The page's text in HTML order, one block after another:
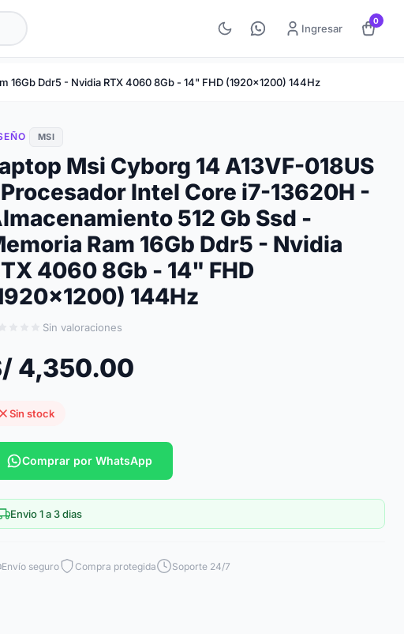
Ingresar
0
16Gb Ddr5 - Nvidia RTX 4060 8Gb - 14" FHD (1920x1200) 144Hz
MSI
Msi Cyborg 14 A13VF-018US
Intel Core i7-13620H -
512 Gb Ssd -
Ram 16Gb Ddr5 - Nvidia
4060 8Gb - 14" FHD
144Hz
Sin valoraciones
4,350.00
Sin stock
Comprar por WhatsApp
Envio 1 a 3 dias
Envío seguro Compra protegida Soporte 24/7